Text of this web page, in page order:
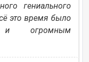
гениального
это время было
и огромным